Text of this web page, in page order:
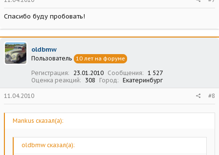
Спасибо буду пробовать!
oldbmw
Пользователь 10 лет на форуме
Регистрация 23.01.2010 Сообщения
1 527
Оценка реакций
308 Город Екатеринбург
11.04.2010 #8
Mankus сказал(а):
oldbmw сказал(а):